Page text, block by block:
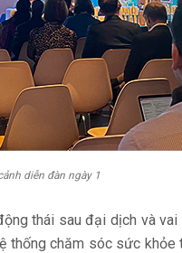
diễn đàn ngày 1
thái sau đại dịch và
chăm sóc sức